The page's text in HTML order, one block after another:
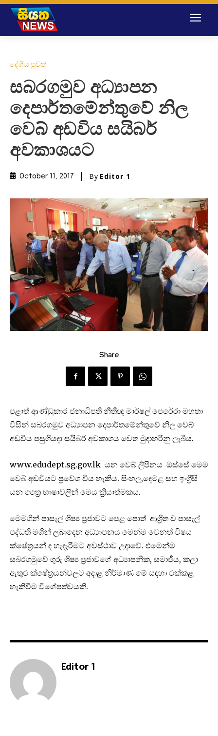
දේශීය පුවත්
සබරගමුව අධ්‍යාපන
දෙපාර්තමේන්තුවේ නිල
වෙබ් අඩවිය සයිබර්
අවකාශයට
October 11, 2017 By Editor 1
Share
පළාත් ආණ්ඩුකාර ජනාධිපති නීතීඥ මාර්ෂල් පෙරේරා මහතා
විසින් සබරගමුව අධ්‍යාපන දෙපාර්තමේන්තුවේ නිල වෙබ්
අඩවිය පසුගියදා සයිබර් අවකාශය වෙත මුදාහරිනු ලැබීය.
www.edudept.sg.gov.lk යන වෙබ් ලිපිනය ඔස්සේ මෙම
වෙබ් අඩවියට ප්‍රවේශ විය හැකිය. සිංහල,දෙමළ සහ ඉංග්‍රීසි
යන ත්‍රෛ භාෂාවලින් මෙය ක්‍රියාත්මකය.
මෙමගින් පාසැල් ශිෂ්‍ය ප්‍රජාවට පෙළ පොත් ආශ්‍රිත ව පාසැල්
පද්ධති මගින් ලබාදෙන අධ්‍යාපනය මෙන්ම වෙනත් විෂය
ක්ෂේත්‍රයන් ද හැදෑරීමට අවස්ථාව උදාවේ. එමෙන්ම
සබරගමුවේ ගුරු ශිෂ්‍ය ප්‍රජාවගේ අධ්‍යාපනික, සමාජීය, කලා
ඇතුළු ක්ෂේත්‍රයන්වලට අදාළ නිර්මාණ මේ සඳහා එක්කළ
හැකිවීම විශේෂත්වයකි.
Editor 1